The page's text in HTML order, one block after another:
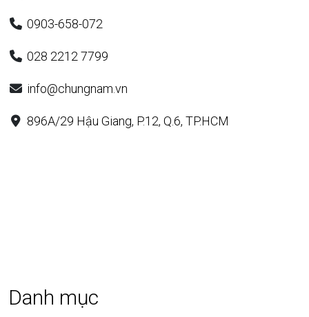
0903-658-072
028 2212 7799
info@chungnam.vn
896A/29 Hậu Giang, P.12, Q.6, TP.HCM
Danh mục